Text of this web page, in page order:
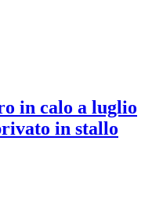
in calo a luglio
in stallo